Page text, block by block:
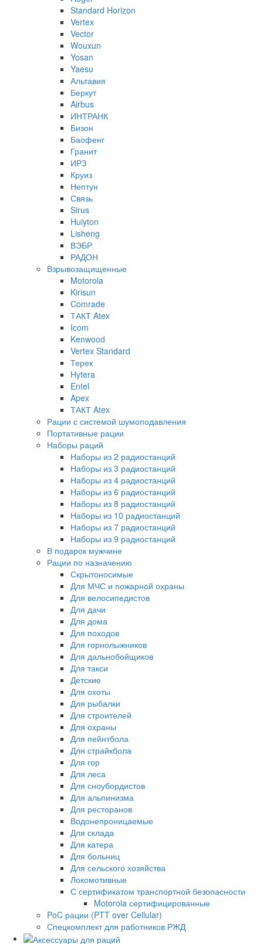
Standard Horizon
Vertex
Vector
Wouxun
Yosan
Yaesu
Альтавия
Беркут
Airbus
ИНТРАНК
Бизон
Баофенг
Гранит
ИРЗ
Круиз
Нептун
Связь
Sirus
Huiyton
Lisheng
ВЭБР
РАДОН
Взрывозащищенные
Motorola
Kirisun
Comrade
ТАКТ Atex
Icom
Kenwood
Vertex Standard
Терек
Hytera
Entel
Apex
ТАКТ Atex
Рации с системой шумоподавления
Портативные рации
Наборы раций
Наборы из 2 радиостанций
Наборы из 3 радиостанций
Наборы из 4 радиостанций
Наборы из 6 радиостанций
Наборы из 8 радиостанций
Наборы из 10 радиостанций
Наборы из 7 радиостанций
Наборы из 9 радиостанций
В подарок мужчине
Рации по назначению
Скрытоносимые
Для МЧС и пожарной охраны
Для велосипедистов
Для дачи
Для дома
Для походов
Для горнолыжников
Для дальнобойщиков
Для такси
Детские
Для охоты
Для рыбалки
Для строителей
Для охраны
Для пейнтбола
Для страйкбола
Для гор
Для леса
Для сноубордистов
Для альпинизма
Для ресторанов
Водонепроницаемые
Для склада
Для катера
Для больниц
Для сельского хозяйства
Локомотивные
С сертификатом транспортной безопасности
Motorola сертифицированные
PoC рации (PTT over Cellular)
Спецкомплект для работников РЖД